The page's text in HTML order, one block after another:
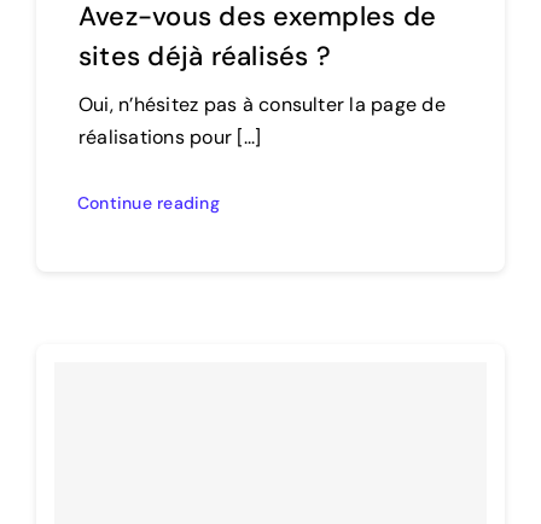
Avez-vous des exemples de
sites déjà réalisés ?
Oui, n’hésitez pas à consulter la page de
réalisations pour [...]
Continue reading